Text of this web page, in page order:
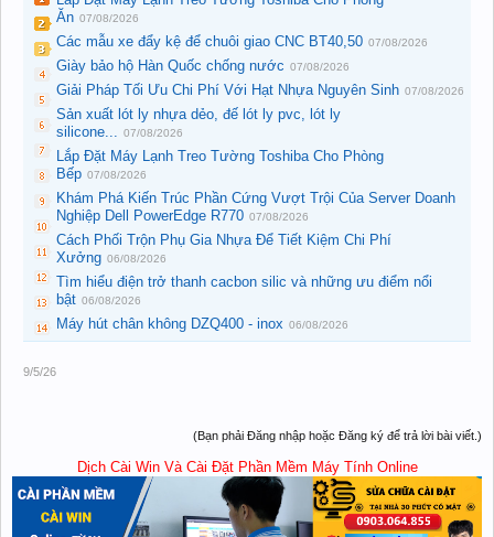
Ăn 07/08/2026
Các mẫu xe đẩy kệ để chuôi giao CNC BT40,50 07/08/2026
Giày bảo hộ Hàn Quốc chống nước 07/08/2026
Giải Pháp Tối Ưu Chi Phí Với Hạt Nhựa Nguyên Sinh 07/08/2026
Sản xuất lót ly nhựa dẻo, đế lót ly pvc, lót ly
silicone... 07/08/2026
Lắp Đặt Máy Lạnh Treo Tường Toshiba Cho Phòng
Bếp 07/08/2026
Khám Phá Kiến Trúc Phần Cứng Vượt Trội Của Server Doanh
Nghiệp Dell PowerEdge R770 07/08/2026
Cách Phối Trộn Phụ Gia Nhựa Để Tiết Kiệm Chi Phí
Xưởng 06/08/2026
Tìm hiểu điện trở thanh cacbon silic và những ưu điểm nổi
bật 06/08/2026
Máy hút chân không DZQ400 - inox 06/08/2026
9/5/26
(Bạn phải Đăng nhập hoặc Đăng ký để trả lời bài viết.)
Dịch Cài Win Và Cài Đặt Phần Mềm Máy Tính Online